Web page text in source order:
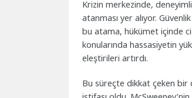
Krizin merkezinde,
atanması yer alıyor.
bu atama, hükümet içinde
konularında hassasiyetin
eleştirileri artırdı.
Bu süreçte dikkat çeken bir